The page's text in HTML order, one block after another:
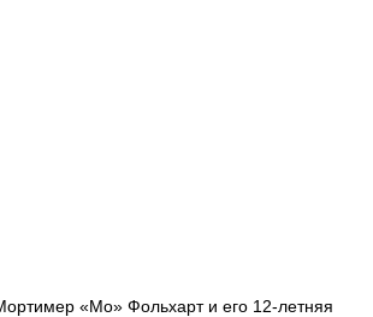
«Мо» Фольхарт и его 12-летняя